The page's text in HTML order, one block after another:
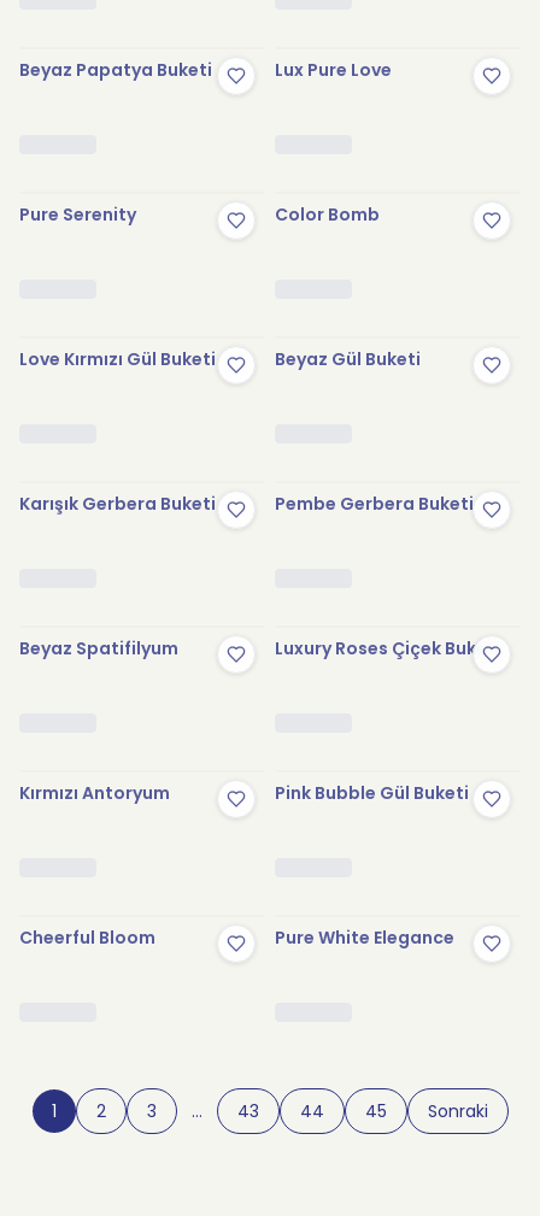
Beyaz Papatya Buketi Lux Pure Love
Pure Serenity Color Bomb
Love Kırmızı Gül Buketi Beyaz Gül Buketi
Karışık Gerbera Buketi Pembe Gerbera Buketi
Beyaz Spatifilyum Luxury Roses Çiçek Buketi
Kırmızı Antoryum Pink Bubble Gül Buketi
Cheerful Bloom Pure White Elegance
1 2 3 … 43 44 45 Sonraki